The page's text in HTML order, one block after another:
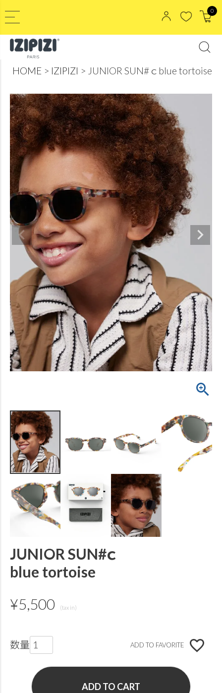
0
HOME IZIPIZI JUNIOR SUN#ｃblue tortoise
JUNIOR SUN#ｃ
blue tortoise
¥5,500
ADD TO FAVORITE
ADD TO CART